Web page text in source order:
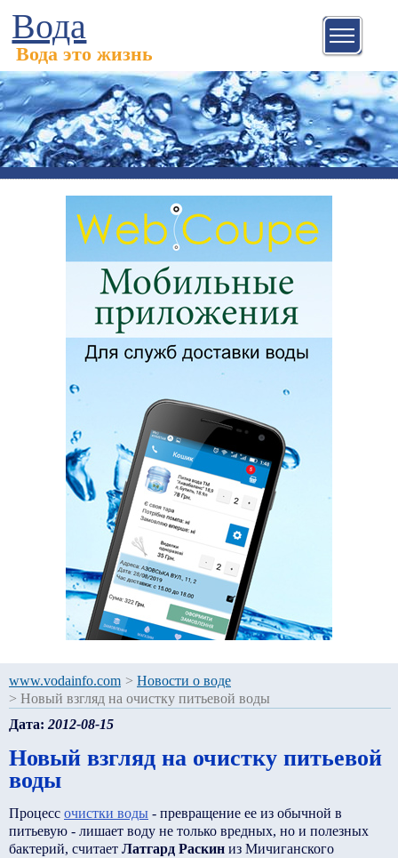
Вода
Вода это жизнь
www.vodainfo.com > Новости о воде
> Новый взгляд на очистку питьевой воды
Дата: 2012-08-15
Новый взгляд на очистку питьевой
воды
Процесс очистки воды - превращение ее из обычной в
питьевую - лишает воду не только вредных, но и полезных
бактерий, считает Латгард Раскин из Мичиганского